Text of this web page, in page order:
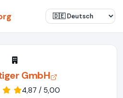
GmbH
4,87 / 5,00